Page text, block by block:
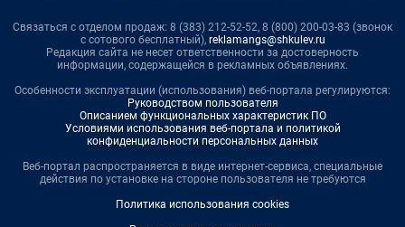
Связаться с отделом продаж: 8 (383) 212-52-52, 8 (800) 200-03-83 (звонок
с сотового бесплатный), reklamangs@shkulev.ru
Редакция сайта не несет ответственности за достоверность
информации, содержащейся в рекламных объявлениях.
Особенности эксплуатации (использования) веб-портала регулируются:
Руководством пользователя
Описанием функциональных характеристик ПО
Условиями использования веб-портала и политикой
конфиденциальности персональных данных
Веб-портал распространяется в виде интернет-сервиса, специальные
действия по установке на стороне пользователя не требуются
Политика использования cookies